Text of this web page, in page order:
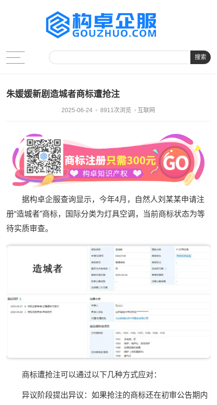
搜索
朱媛媛新剧造城者商标遭抢注
2025-06-24 8911次浏览 互联网
据构卓企服查询显示，今年4月，自然人刘某某申请注
册“造城者”商标，国际分类为灯具空调，当前商标状态为等
待实质审查。
商标遭抢注可以通过以下几种方式应对：
异议阶段提出异议：如果抢注的商标还在初审公告期内